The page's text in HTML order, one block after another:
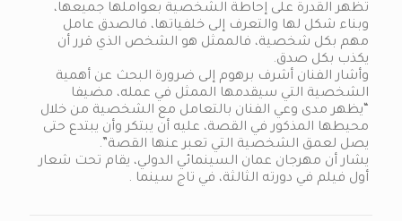
تظهر القدرة على إحاطة الشخصية بعواملها جميعها،
وبناء شكل لها والتعرف إلى خلفياتها، فالصدق عامل
مهم بكل شخصية، فالممثل هو الشخص الذي قرر أن
يكذب بكل صدق.
وأشار الفنان أشرف برهوم إلى ضرورة البحث عن أهمية
الشخصية التي سيقدمها الممثل في عمله، مضيفا
“يظهر مدى وعي الفنان بالتعامل مع الشخصية من خلال
محيطها المذكور في القصة، عليه أن يبتكر وأن يبتدع حتى
يصل لعمق الشخصية التي تعبر عنها القصة”.
يشار أن مهرجان عمان السينمائي الدولي، يقام تحت شعار
أول فيلم في دورته الثالثة، في تاج سينما .